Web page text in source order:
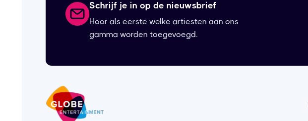
Schrijf je in op de nieuwsbrief
Hoor als eerste welke artiesten aan ons
gamma worden toegevoegd.